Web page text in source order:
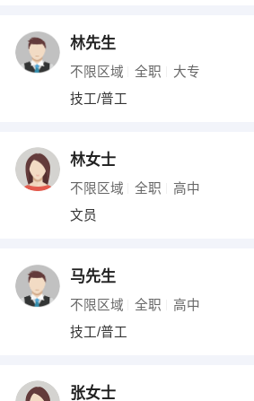
编辑
其他职位
林先生
不限区域 全职 大专
技工/普工
林女士
不限区域 全职 高中
文员
马先生
不限区域 全职 高中
技工/普工
张女士